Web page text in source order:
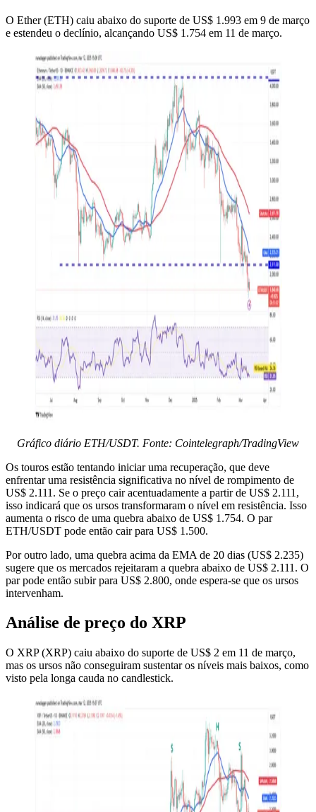
O Ether (ETH) caiu abaixo do suporte de US$ 1.993 em 9 de março
e estendeu o declínio, alcançando US$ 1.754 em 11 de março.
Gráfico diário ETH/USDT. Fonte: Cointelegraph/TradingView
Os touros estão tentando iniciar uma recuperação, que deve
enfrentar uma resistência significativa no nível de rompimento de
US$ 2.111. Se o preço cair acentuadamente a partir de US$ 2.111,
isso indicará que os ursos transformaram o nível em resistência. Isso
aumenta o risco de uma quebra abaixo de US$ 1.754. O par
ETH/USDT pode então cair para US$ 1.500.
Por outro lado, uma quebra acima da EMA de 20 dias (US$ 2.235)
sugere que os mercados rejeitaram a quebra abaixo de US$ 2.111. O
par pode então subir para US$ 2.800, onde espera-se que os ursos
intervenham.
Análise de preço do XRP
O XRP (XRP) caiu abaixo do suporte de US$ 2 em 11 de março,
mas os ursos não conseguiram sustentar os níveis mais baixos, como
visto pela longa cauda no candlestick.